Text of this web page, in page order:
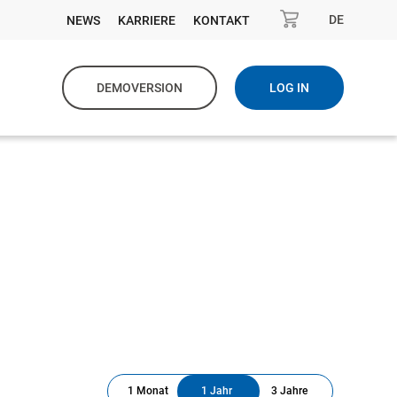
NEWS KARRIERE KONTAKT DE
DEMOVERSION LOG IN
1 Monat 1 Jahr 3 Jahre